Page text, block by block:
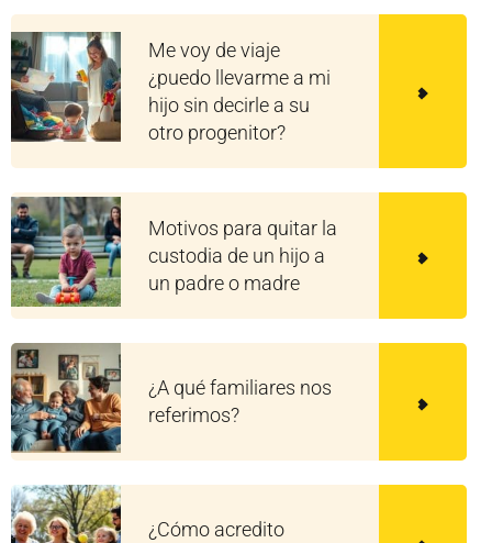
Me voy de viaje
¿puedo llevarme a mi
hijo sin decirle a su
otro progenitor?
Motivos para quitar la
custodia de un hijo a
un padre o madre
¿A qué familiares nos
referimos?
¿Cómo acredito